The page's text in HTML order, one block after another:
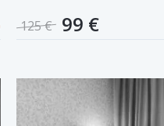
125 € 99 €